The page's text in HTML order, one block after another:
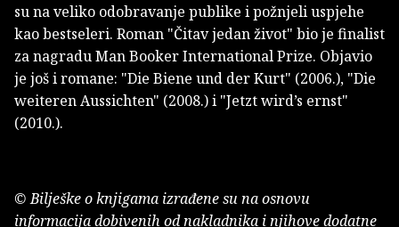
su na veliko odobravanje publike i požnjeli uspjehe
kao bestseleri. Roman "Čitav jedan život" bio je finalist
za nagradu Man Booker International Prize. Objavio
je još i romane: "Die Biene und der Kurt" (2006.), "Die
weiteren Aussichten" (2008.) i "Jetzt wird’s ernst"
(2010.).
© Bilješke o knjigama izrađene su na osnovu
informacija dobivenih od nakladnika i njihove dodatne